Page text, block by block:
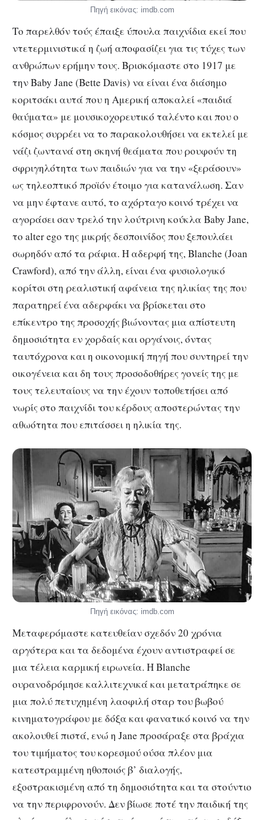
Πηγή εικόνας: imdb.com
Το παρελθόν τούς έπαιξε ύπουλα παιχνίδια εκεί που
ντετερμινιστικά η ζωή αποφασίζει για τις τύχες των
ανθρώπων ερήμην τους. Βρισκόμαστε στο 1917 με
την Baby Jane (Bette Davis) να είναι ένα διάσημο
κοριτσάκι αυτά που η Αμερική αποκαλεί «παιδιά
θαύματα» με μουσικοχορευτικό ταλέντο και που ο
κόσμος συρρέει να το παρακολουθήσει να εκτελεί με
νάζι ζωντανά στη σκηνή θεάματα που ρουφούν τη
σφριγηλότητα των παιδιών για να την «ξεράσουν»
ως τηλεοπτικό προϊόν έτοιμο για κατανάλωση. Σαν
να μην έφτανε αυτό, το αχόρταγο κοινό τρέχει να
αγοράσει σαν τρελό την λούτρινη κούκλα Baby Jane,
το alter ego της μικρής δεσποινίδος που ξεπουλάει
σωρηδόν από τα ράφια. Η αδερφή της, Blanche (Joan
Crawford), από την άλλη, είναι ένα φυσιολογικό
κορίτσι στη ρεαλιστική αφάνεια της ηλικίας της που
παρατηρεί ένα αδερφάκι να βρίσκεται στο
επίκεντρο της προσοχής βιώνοντας μια απίστευτη
δημοσιότητα εν χορδαίς και οργάνοις, όντας
ταυτόχρονα και η οικονομική πηγή που συντηρεί την
οικογένεια και δη τους προσοδοθήρες γονείς της με
τους τελευταίους να την έχουν τοποθετήσει από
νωρίς στο παιχνίδι του κέρδους αποστερώντας την
αθωότητα που επιτάσσει η ηλικία της.
Πηγή εικόνας: imdb.com
Μεταφερόμαστε κατευθείαν σχεδόν 20 χρόνια
αργότερα και τα δεδομένα έχουν αντιστραφεί σε
μια τέλεια καρμική ειρωνεία. Η Blanche
ουρανοδρόμησε καλλιτεχνικά και μετατράπηκε σε
μια πολύ πετυχημένη λαοφιλή σταρ του βωβού
κινηματογράφου με δόξα και φανατικό κοινό να την
ακολουθεί πιστά, ενώ η Jane προσάραξε στα βράχια
του τιμήματος του κορεσμού ούσα πλέον μια
κατεστραμμένη ηθοποιός β’ διαλογής,
εξοστρακισμένη από τη δημοσιότητα και τα στούντιο
να την περιφρονούν. Δεν βίωσε ποτέ την παιδική της